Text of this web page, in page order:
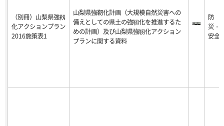
（別冊）山梨県強靱
化アクションプラン
2016施策表1
山梨県強靭化計画（大規模自然災害への
備えとしての県土の強靱化を推進するた
めの計画）及び山梨県強靱化アクション
プランに関する資料
防
災・
安全